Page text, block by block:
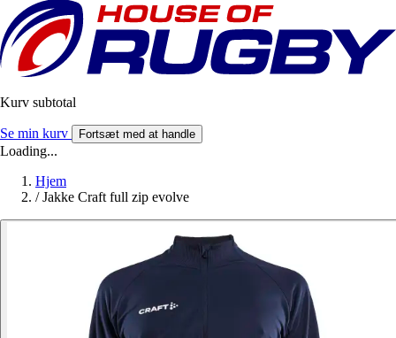
Kurv subtotal
Se min kurv Fortsæt med at handle
Loading...
Hjem
/ Jakke Craft full zip evolve